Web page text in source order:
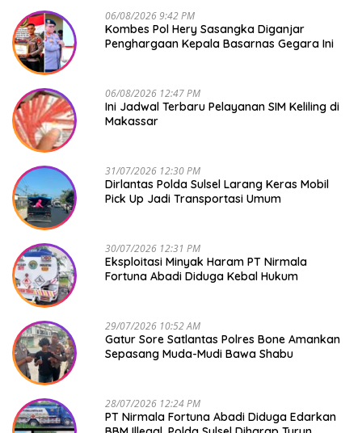
06/08/2026 9:42 PM
Kombes Pol Hery Sasangka Diganjar
Penghargaan Kepala Basarnas Gegara Ini
06/08/2026 12:47 PM
Ini Jadwal Terbaru Pelayanan SIM Keliling di
Makassar
31/07/2026 12:30 PM
Dirlantas Polda Sulsel Larang Keras Mobil
Pick Up Jadi Transportasi Umum
30/07/2026 12:31 PM
Eksploitasi Minyak Haram PT Nirmala
Fortuna Abadi Diduga Kebal Hukum
29/07/2026 10:52 AM
Gatur Sore Satlantas Polres Bone Amankan
Sepasang Muda-Mudi Bawa Shabu
28/07/2026 12:24 PM
PT Nirmala Fortuna Abadi Diduga Edarkan